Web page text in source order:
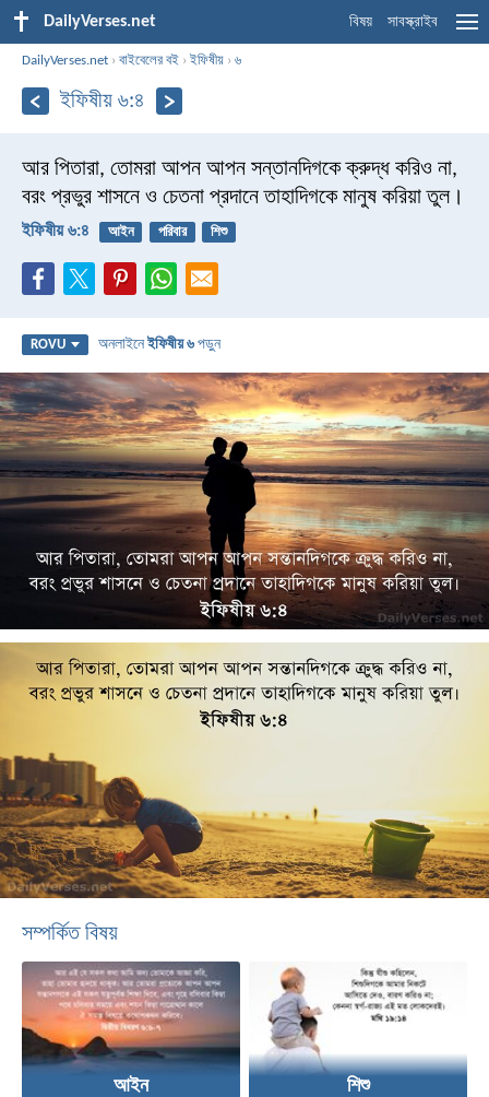
DailyVerses.net বিষয় সাবস্ক্রাইব
DailyVerses.net ›বাইবেলের বই ›ইফিষীয় ›৬
ইফিষীয় ৬:৪
আর পিতারা, তোমরা আপন আপন সন্তানদিগকে ক্রুদ্ধ করিও না,
বরং প্রভুর শাসনে ও চেতনা প্রদানে তাহাদিগকে মানুষ করিয়া তুল।
ইফিষীয় ৬:৪ আইন পরিবার শিশু
ROVU অনলাইনেইফিষীয় ৬ পড়ুন
সম্পর্কিত বিষয়
আইন শিশু